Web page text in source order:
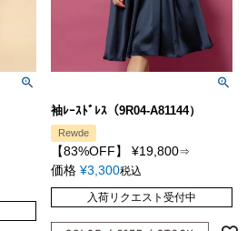
袖ﾚｰｽﾄﾞﾚｽ（9R04-A81144）
Rewde
【83%OFF】 ¥19,800⇒
価格 ¥3,300税込
入荷リクエスト受付中